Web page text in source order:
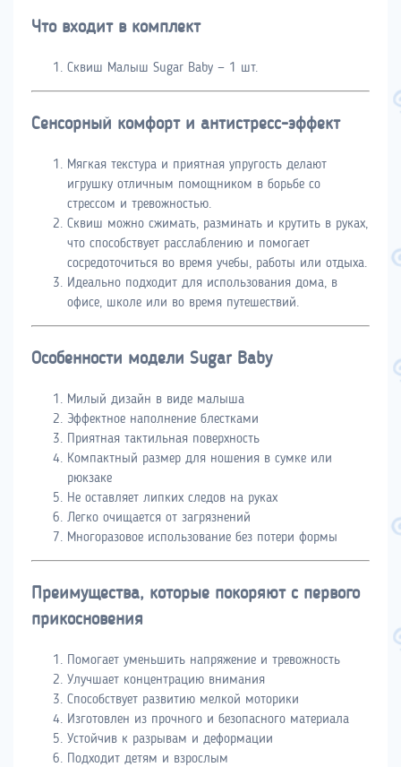
Что входит в комплект
Сквиш Малыш Sugar Baby — 1 шт.
Сенсорный комфорт и антистресс-эффект
Мягкая текстура и приятная упругость делают
игрушку отличным помощником в борьбе со
стрессом и тревожностью.
Сквиш можно сжимать, разминать и крутить в руках,
что способствует расслаблению и помогает
сосредоточиться во время учебы, работы или отдыха.
Идеально подходит для использования дома, в
офисе, школе или во время путешествий.
Особенности модели Sugar Baby
Милый дизайн в виде малыша
Эффектное наполнение блестками
Приятная тактильная поверхность
Компактный размер для ношения в сумке или
рюкзаке
Не оставляет липких следов на руках
Легко очищается от загрязнений
Многоразовое использование без потери формы
Преимущества, которые покоряют с первого
прикосновения
Помогает уменьшить напряжение и тревожность
Улучшает концентрацию внимания
Способствует развитию мелкой моторики
Изготовлен из прочного и безопасного материала
Устойчив к разрывам и деформации
Подходит детям и взрослым